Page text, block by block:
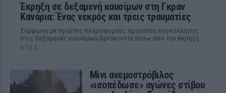
Έκρηξη σε δεξαμενή καυσίμων στη Γκραν
Κανάρια: Ένας νεκρός και τρεις τραυματίες
Σύμφωνα με πρώτες πληροφορίες, εργασίες συγκόλλησης
στις δεξαμενές καυσίμων βρίσκονται πίσω από την έκρηξη
ΧΤΕΣ
Μίνι ανεμοστρόβιλος
«ισοπέδωσε» αγώνες στίβου